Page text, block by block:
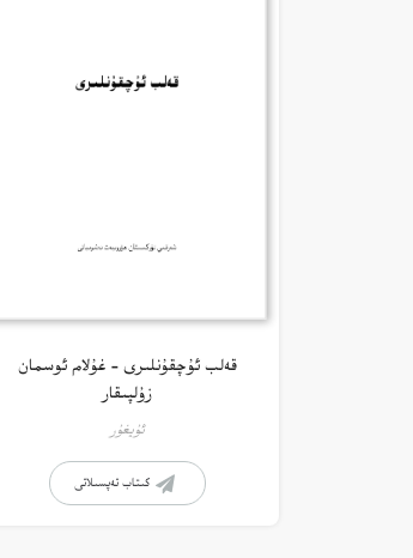
قەلب ئۇچقۇنلىرى – غۇلام ئوسمان
زۇلپىقار
ئۇيغۇر
كىتاب تەپسىلاتى